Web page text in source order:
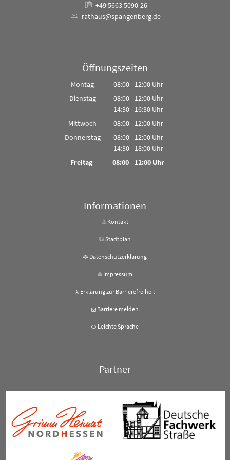
+49 5663 5090-26
rathaus@spangenberg.de
Öffnungszeiten
Montag 08:00- 12:00Uhr
Von 08:00 bis 12:00 Uhr
Dienstag 08:00- 12:00Uhr
Von 08:00 bis 12:00 Uhr
14:30- 16:30Uhr
Von 14:30 bis 16:30 Uhr
Mittwoch 08:00- 12:00Uhr
Von 08:00 bis 12:00 Uhr
Donnerstag 08:00- 12:00Uhr
Von 08:00 bis 12:00 Uhr
14:30- 18:00Uhr
Von 14:30 bis 18:00 Uhr
Freitag 08:00- 12:00Uhr
Informationen
Kontakt
Stadtplan
Datenschutzerklärung
Impressum
Erklärung zur Barrierefreiheit
Barriere melden
Leichte Sprache
Partner